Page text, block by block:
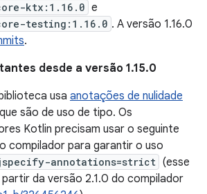
ktx:1.16.0 e
testing:1.16.0 . A versão 1.16.0
.
desde a versão 1.15.0
usa anotações de nulidade
são de uso de tipo. Os
Kotlin precisam usar o seguinte
compilador para garantir o uso
annotations=strict (esse
da versão 2.1.0 do compilador